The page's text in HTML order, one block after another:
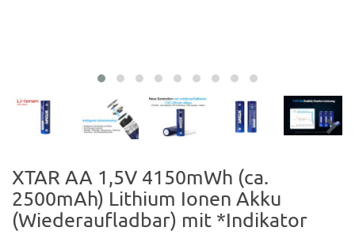
XTAR AA 1,5V 4150mWh (ca.
2500mAh) Lithium Ionen Akku
(Wiederaufladbar) mit *Indikator